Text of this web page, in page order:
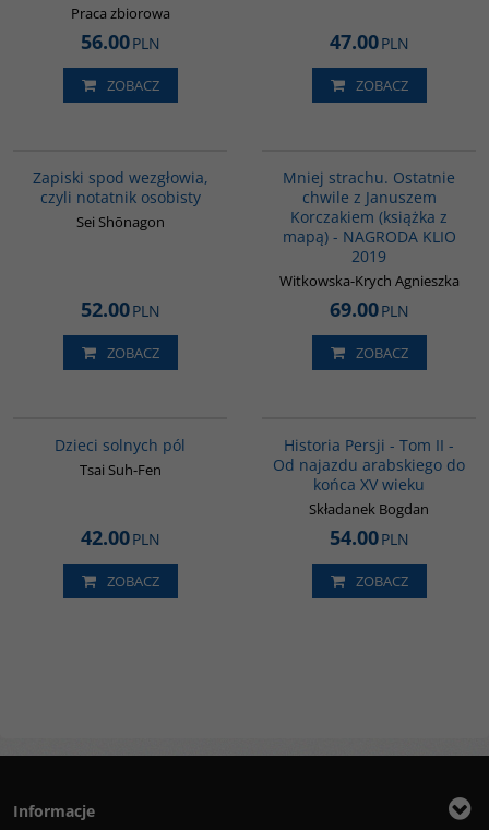
Praca zbiorowa
56.00PLN
ZOBACZ
47.00PLN
ZOBACZ
Zapiski spod wezgłowia,
czyli notatnik osobisty
Sei Shōnagon
52.00PLN
ZOBACZ
Mniej strachu. Ostatnie
chwile z Januszem
Korczakiem (książka z
mapą) - NAGRODA KLIO
2019
Witkowska-Krych Agnieszka
69.00PLN
ZOBACZ
Dzieci solnych pól
Tsai Suh-Fen
42.00PLN
ZOBACZ
Historia Persji - Tom II -
Od najazdu arabskiego do
końca XV wieku
Składanek Bogdan
54.00PLN
ZOBACZ
Informacje